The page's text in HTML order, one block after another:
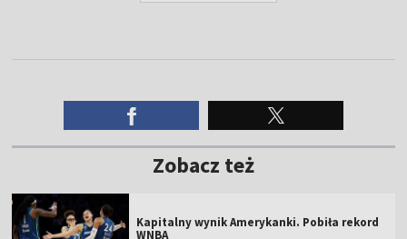
Zobacz też
Kapitalny wynik Amerykanki. Pobiła rekord
WNBA